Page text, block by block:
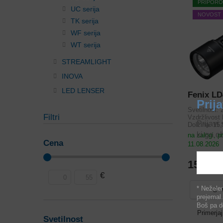
UC serija
TK serija
WF serija
WT serija
STREAMLIGHT
INOVA
LED LENSER
Filtri
Cena
€
Svetilnost
NOVOST
Fenix
Svetilnost:
Vzdržlivost
Dolžina:
na zalogi,
11.08.2026
159,90€
Primerjaj
Prijavi
ki ga
*
prejemal.
Boš pa